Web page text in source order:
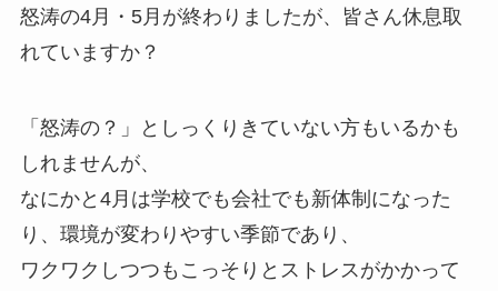
怒涛の4月・5月が終わりましたが、皆さん休息取
れていますか？
「怒涛の？」としっくりきていない方もいるかも
しれませんが、
なにかと4月は学校でも会社でも新体制になった
り、環境が変わりやすい季節であり、
ワクワクしつつもこっそりとストレスがかかって